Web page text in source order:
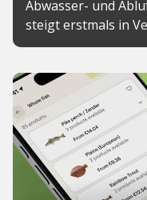
Abwasser- und
steigt erstmals in